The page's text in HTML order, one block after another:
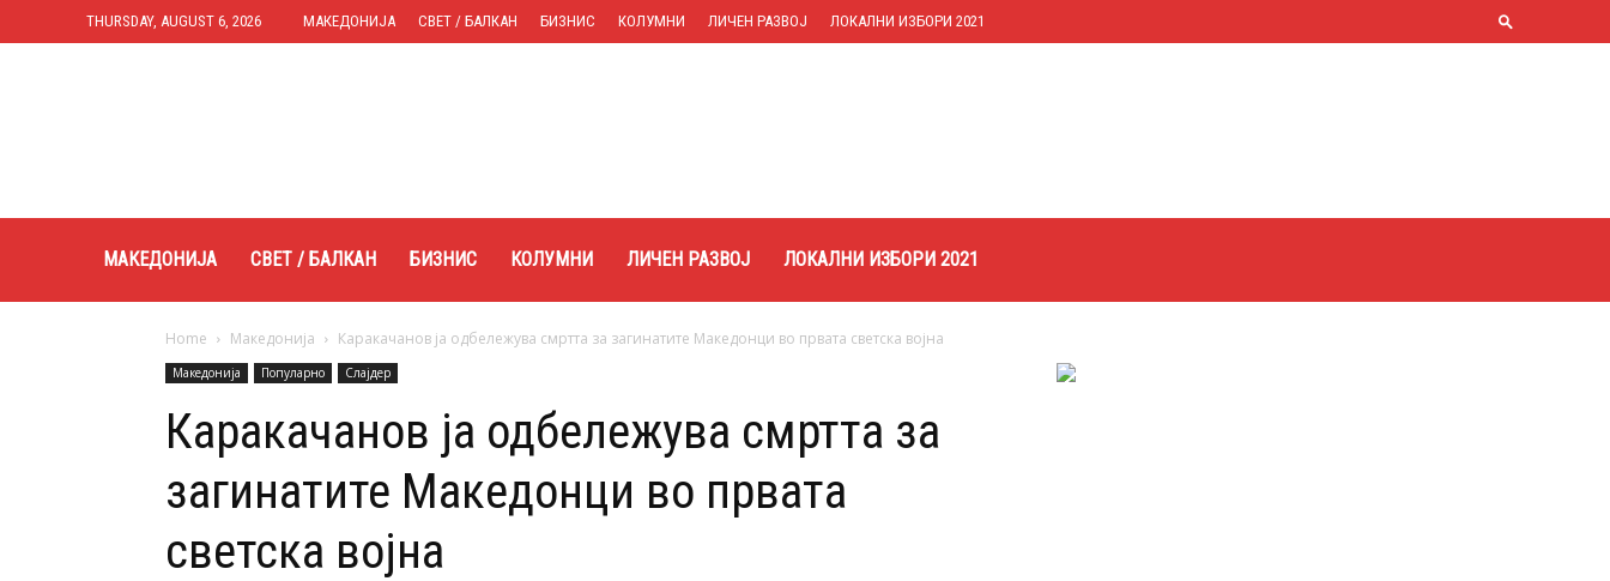
THURSDAY, AUGUST 6, 2026 МАКЕДОНИЈА СВЕТ / БАЛКАН БИЗНИС КОЛУМНИ ЛИЧЕН РАЗВОЈ ЛОКАЛНИ ИЗБОРИ 2021
МАКЕДОНИЈА СВЕТ / БАЛКАН БИЗНИС КОЛУМНИ ЛИЧЕН РАЗВОЈ ЛОКАЛНИ ИЗБОРИ 2021
Home Македонија Каракачанов ја одбележува смртта за загинатите Македонци во првата светска војна
Македонија Популарно Слајдер
Каракачанов ја одбележува смртта за
загинатите Македонци во првата
светска војна